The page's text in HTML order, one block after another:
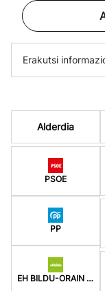
Erakutsi
Alderdia
PSOE
PP
EH BILDU-ORAIN ERREP